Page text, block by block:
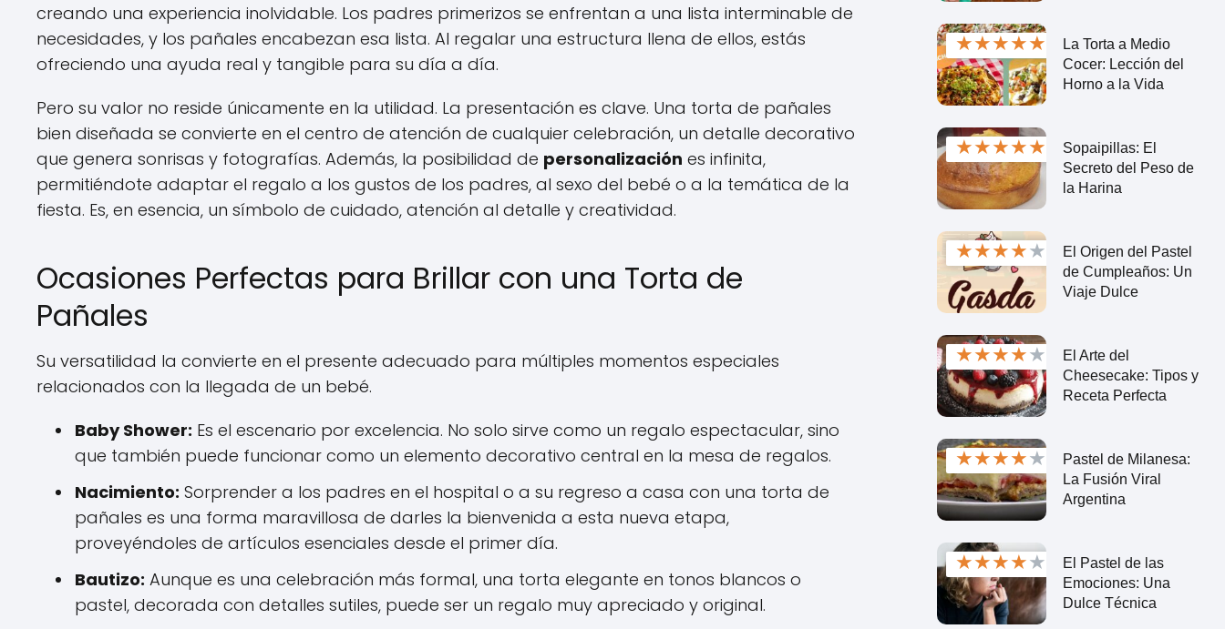
creando una experiencia inolvidable. Los padres primerizos se enfrentan a una lista interminable de
necesidades, y los pañales encabezan esa lista. Al regalar una estructura llena de ellos, estás
ofreciendo una ayuda real y tangible para su día a día.
Pero su valor no reside únicamente en la utilidad. La presentación es clave. Una torta de pañales
bien diseñada se convierte en el centro de atención de cualquier celebración, un detalle decorativo
que genera sonrisas y fotografías. Además, la posibilidad de personalización es infinita,
permitiéndote adaptar el regalo a los gustos de los padres, al sexo del bebé o a la temática de la
fiesta. Es, en esencia, un símbolo de cuidado, atención al detalle y creatividad.
Ocasiones Perfectas para Brillar con una Torta de
Pañales
Su versatilidad la convierte en el presente adecuado para múltiples momentos especiales
relacionados con la llegada de un bebé.
Baby Shower: Es el escenario por excelencia. No solo sirve como un regalo espectacular, sino
que también puede funcionar como un elemento decorativo central en la mesa de regalos.
Nacimiento: Sorprender a los padres en el hospital o a su regreso a casa con una torta de
pañales es una forma maravillosa de darles la bienvenida a esta nueva etapa,
proveyéndoles de artículos esenciales desde el primer día.
Bautizo: Aunque es una celebración más formal, una torta elegante en tonos blancos o
pastel, decorada con detalles sutiles, puede ser un regalo muy apreciado y original.
★★★★★
La Torta a Medio
Cocer: Lección del
Horno a la Vida
★★★★★
Sopaipillas: El
Secreto del Peso de
la Harina
★★★★★
El Origen del Pastel
de Cumpleaños: Un
Viaje Dulce
★★★★★
El Arte del
Cheesecake: Tipos y
Receta Perfecta
★★★★★
Pastel de Milanesa:
La Fusión Viral
Argentina
★★★★★
El Pastel de las
Emociones: Una
Dulce Técnica